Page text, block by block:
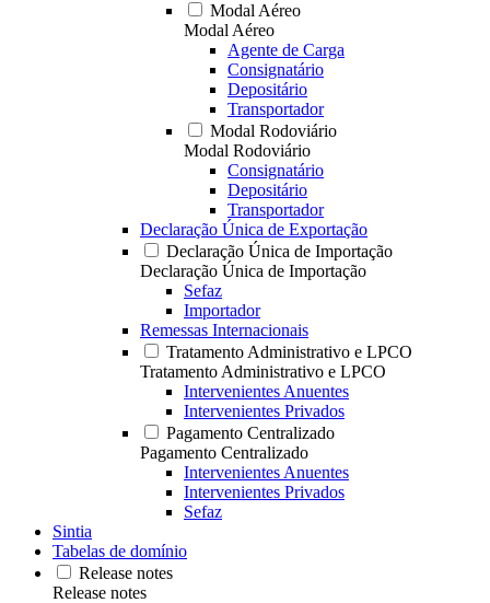
Modal Aéreo
Modal Aéreo
Agente de Carga
Consignatário
Depositário
Transportador
Modal Rodoviário
Modal Rodoviário
Consignatário
Depositário
Transportador
Declaração Única de Exportação
Declaração Única de Importação
Declaração Única de Importação
Sefaz
Importador
Remessas Internacionais
Tratamento Administrativo e LPCO
Tratamento Administrativo e LPCO
Intervenientes Anuentes
Intervenientes Privados
Pagamento Centralizado
Pagamento Centralizado
Intervenientes Anuentes
Intervenientes Privados
Sefaz
Sintia
Tabelas de domínio
Release notes
Release notes